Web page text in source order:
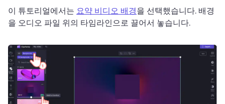
이 튜토리얼에서는 요약 비디오 배경을 선택했습니다. 배경
을 오디오 파일 위의 타임라인으로 끌어서 놓습니다.